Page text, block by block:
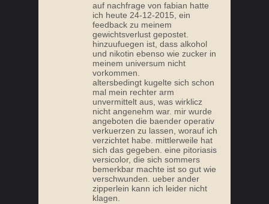
MEIN PALEO ERFOLG: ÜBER CROSSFIT ZUR
ERNÄHRUNG
auf nachfrage von fabian hatte
ich heute 24-12-2015, ein
feedback zu meinem
gewichtsverlust gepostet.
hinzuufuegen ist, dass alkohol
und nikotin ebenso wie zucker in
meinem universum nicht
vorkommen.
altersbedingt kugelte sich schon
mal mein rechter arm
unvermittelt aus, was wirklicz
nicht angenehm war. mir wurde
angeboten die baender operativ
verkuerzen zu lassen, worauf ich
verzichtet habe. mittlerweile hat
sich das gegeben. eine pitoriasis
versicolor, die sich sommers
bemerkbar machte ist so gut wie
verschwunden. ueber ander
zipperlein kann ich leider nicht
klagen.